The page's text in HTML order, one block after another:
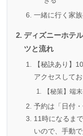
一緒に行く家
ディズニーホテ
ツと流れ
【秘訣あり】
アクセスしてお
【秘策】端
予約は「日付
11時になるま
いので、手動